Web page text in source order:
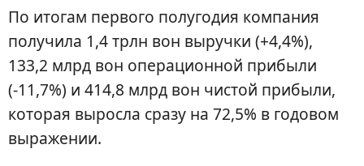
По итогам первого полугодия компания
получила 1,4 трлн вон выручки (+4,4%),
133,2 млрд вон операционной прибыли
(-11,7%) и 414,8 млрд вон чистой прибыли,
которая выросла сразу на 72,5% в годовом
выражении.